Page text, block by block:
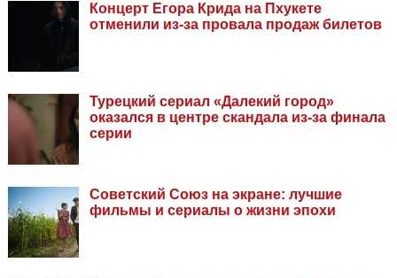
Концерт Егора Крида на Пхукете
отменили из-за провала продаж билетов
Турецкий сериал «Далекий город»
оказался в центре скандала из-за финала
серии
Советский Союз на экране: лучшие
фильмы и сериалы о жизни эпохи